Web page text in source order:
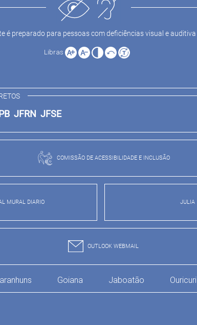
é preparado para pessoas com deficiências visual e auditiva
Libras
JFRN JFSE
COMISSÃO DE ACESSIBILIDADE E INCLUSÃO
MURAL DIARIO JULIA
OUTLOOK WEBMAIL
Goiana Jaboatão Ouricuri